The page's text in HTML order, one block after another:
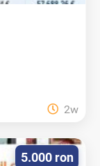
2w
5.000 ron